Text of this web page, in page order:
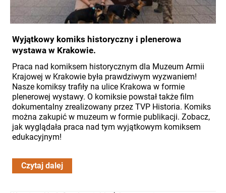
Wyjątkowy komiks historyczny i plenerowa
wystawa w Krakowie.
Praca nad komiksem historycznym dla Muzeum Armii
Krajowej w Krakowie była prawdziwym wyzwaniem!
Nasze komiksy trafiły na ulice Krakowa w formie
plenerowej wystawy. O komiksie powstał także film
dokumentalny zrealizowany przez TVP Historia. Komiks
można zakupić w muzeum w formie publikacji. Zobacz,
jak wyglądała praca nad tym wyjątkowym komiksem
edukacyjnym!
Czytaj dalej